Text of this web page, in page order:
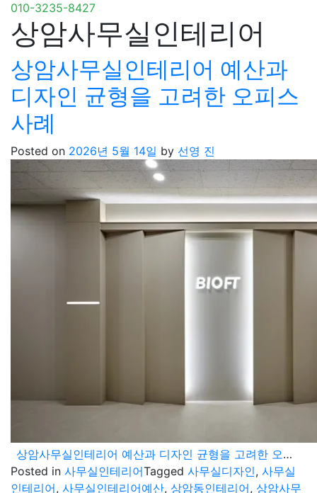
010-3235-8427
상암사무실인테리어
상암사무실인테리어 예산과
디자인 균형을 고려한 오피스
사례
Posted on 2026년 5월 14일 by 선영 진
상암사무실인테리어 예산과 디자인 균형을 고려한 오피스 사례
Posted in 사무실인테리어Tagged 사무실디자인, 사무실
인테리어, 사무실인테리어예산, 상암동인테리어, 상암사무